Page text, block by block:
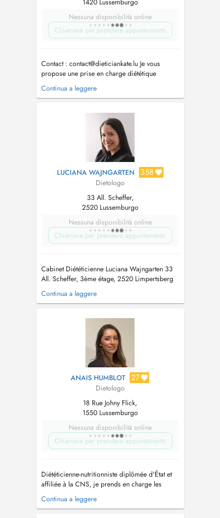
1420 Lussemburgo
Nessuna disponibilità online
Chiamare per prendere appuntamento
Contact : contact@dieticiankate.luJe vous
propose une prise en charge diététique
personnalisée pour : - Rééquilibrage
alimentaire : améliorer votre santé, perdre du
ménopause, la grossesse ou à un nouveau
mode de vie. - Régimes adaptés à des
Continua a leggere
LUCIANA WAJNGARTEN 358
Dietologo
33 All. Scheffer,
2520 Lussemburgo
Nessuna disponibilità online
Chiamare per prendere appuntamento
Cabinet Diététicienne Luciana Wajngarten 33
All. Scheffer, 3ème étage, 2520 Limpertsberg
Luxembourg FRANÇAIS Diététicienne-
nutritionniste avec 15 ans d'expérience et
enfants à partir de 6 ans, les adolescents, les
adultes, les personnes âgées, les...
Continua a leggere
ANAIS HUMBLOT 27
Dietologo
18 Rue Johny Flick,
1550 Lussemburgo
Nessuna disponibilità online
Chiamare per prendere appuntamento
Diététicienne-nutritionniste diplômée d'État et
affiliée à la CNS, je prends en charge les
enfants, adultes, femmes enceintes et
personnes âgées. Forte d'éxperience au sein
Continua a leggere